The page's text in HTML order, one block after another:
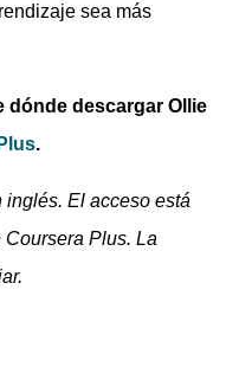
sea más
dónde descargar Ollie
.
El acceso está
Plus. La